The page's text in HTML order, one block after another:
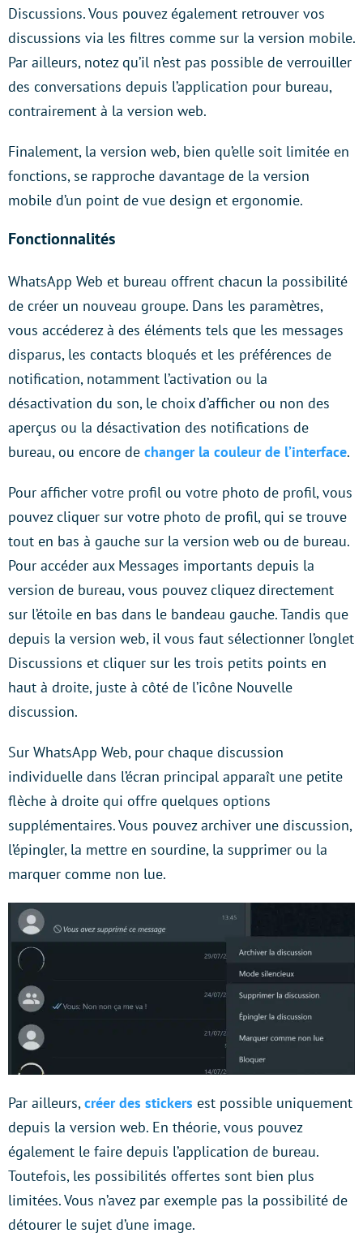
Discussions. Vous pouvez également retrouver vos
discussions via les filtres comme sur la version mobile.
Par ailleurs, notez qu’il n’est pas possible de verrouiller
des conversations depuis l’application pour bureau,
contrairement à la version web.
Finalement, la version web, bien qu’elle soit limitée en
fonctions, se rapproche davantage de la version
mobile d’un point de vue design et ergonomie.
Fonctionnalités
WhatsApp Web et bureau offrent chacun la possibilité
de créer un nouveau groupe. Dans les paramètres,
vous accéderez à des éléments tels que les messages
disparus, les contacts bloqués et les préférences de
notification, notamment l’activation ou la
désactivation du son, le choix d’afficher ou non des
aperçus ou la désactivation des notifications de
bureau, ou encore de changer la couleur de l’interface.
Pour afficher votre profil ou votre photo de profil, vous
pouvez cliquer sur votre photo de profil, qui se trouve
tout en bas à gauche sur la version web ou de bureau.
Pour accéder aux Messages importants depuis la
version de bureau, vous pouvez cliquez directement
sur l’étoile en bas dans le bandeau gauche. Tandis que
depuis la version web, il vous faut sélectionner l’onglet
Discussions et cliquer sur les trois petits points en
haut à droite, juste à côté de l’icône Nouvelle
discussion.
Sur WhatsApp Web, pour chaque discussion
individuelle dans l’écran principal apparaît une petite
flèche à droite qui offre quelques options
supplémentaires. Vous pouvez archiver une discussion,
l’épingler, la mettre en sourdine, la supprimer ou la
marquer comme non lue.
Par ailleurs,créer des stickers est possible uniquement
depuis la version web. En théorie, vous pouvez
également le faire depuis l’application de bureau.
Toutefois, les possibilités offertes sont bien plus
limitées. Vous n’avez par exemple pas la possibilité de
détourer le sujet d’une image.